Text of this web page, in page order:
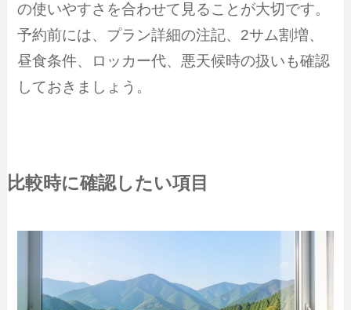
の使いやすさを合わせて見ることが大切です。
予約前には、プラン詳細の注記、2サム割増、
昼食条件、ロッカー代、悪天候時の扱いも確認
しておきましょう。
比較時に確認したい項目